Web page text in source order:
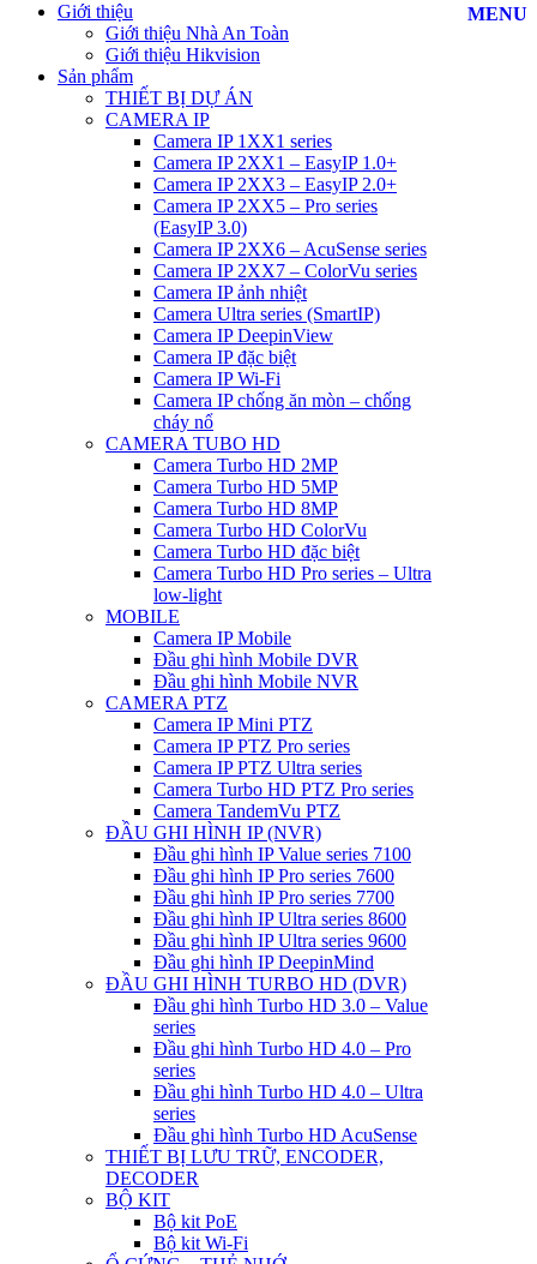
MENU
Giới thiệu
Giới thiệu Nhà An Toàn
Giới thiệu Hikvision
Sản phẩm
THIẾT BỊ DỰ ÁN
CAMERA IP
Camera IP 1XX1 series
Camera IP 2XX1 – EasyIP 1.0+
Camera IP 2XX3 – EasyIP 2.0+
Camera IP 2XX5 – Pro series
(EasyIP 3.0)
Camera IP 2XX6 – AcuSense series
Camera IP 2XX7 – ColorVu series
Camera IP ảnh nhiệt
Camera Ultra series (SmartIP)
Camera IP DeepinView
Camera IP đặc biệt
Camera IP Wi-Fi
Camera IP chống ăn mòn – chống
cháy nổ
CAMERA TUBO HD
Camera Turbo HD 2MP
Camera Turbo HD 5MP
Camera Turbo HD 8MP
Camera Turbo HD ColorVu
Camera Turbo HD đặc biệt
Camera Turbo HD Pro series – Ultra
low-light
MOBILE
Camera IP Mobile
Đầu ghi hình Mobile DVR
Đầu ghi hình Mobile NVR
CAMERA PTZ
Camera IP Mini PTZ
Camera IP PTZ Pro series
Camera IP PTZ Ultra series
Camera Turbo HD PTZ Pro series
Camera TandemVu PTZ
ĐẦU GHI HÌNH IP (NVR)
Đầu ghi hình IP Value series 7100
Đầu ghi hình IP Pro series 7600
Đầu ghi hình IP Pro series 7700
Đầu ghi hình IP Ultra series 8600
Đầu ghi hình IP Ultra series 9600
Đầu ghi hình IP DeepinMind
ĐẦU GHI HÌNH TURBO HD (DVR)
Đầu ghi hình Turbo HD 3.0 – Value
series
Đầu ghi hình Turbo HD 4.0 – Pro
series
Đầu ghi hình Turbo HD 4.0 – Ultra
series
Đầu ghi hình Turbo HD AcuSense
THIẾT BỊ LƯU TRỮ, ENCODER,
DECODER
BỘ KIT
Bộ kit PoE
Bộ kit Wi-Fi